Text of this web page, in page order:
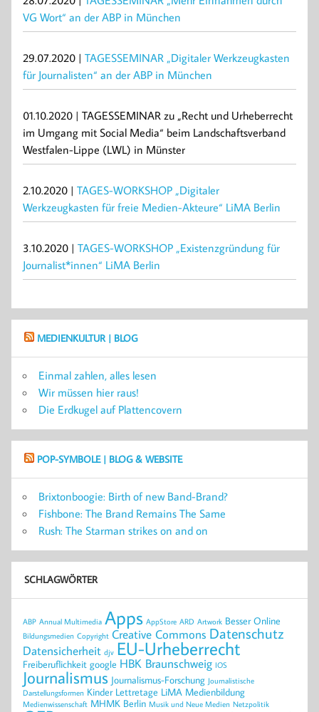
VG Wort“ an der ABP in München
29.07.2020 | TAGESSEMINAR „Digitaler Werkzeugkasten
für Journalisten“ an der ABP in München
01.10.2020 | TAGESSEMINAR zu „Recht und Urheberrecht
im Umgang mit Social Media“ beim Landschaftsverband
Westfalen-Lippe (LWL) in Münster
2.10.2020 | TAGES-WORKSHOP „Digitaler
Werkzeugkasten für freie Medien-Akteure“ LiMA Berlin
3.10.2020 | TAGES-WORKSHOP „Existenzgründung für
Journalist*innen“ LiMA Berlin
MEDIENKULTUR | BLOG
Einmal zahlen, alles lesen
Wir müssen hier raus!
Die Erdkugel auf Plattencovern
POP-SYMBOLE | BLOG & WEBSITE
Brixtonboogie: Birth of new Band-Brand?
Fishbone: The Brand Remains The Same
Rush: The Starman strikes on and on
SCHLAGWÖRTER
ABP Annual Multimedia Apps AppStore ARD Artwork Besser Online
Bildungsmedien Copyright Creative Commons Datenschutz
Datensicherheit djv EU-Urheberrecht
Freiberuflichkeit google HBK Braunschweig IOS
Journalismus Journalismus-Forschung Journalistische
Darstellungsformen Kinder Lettretage LiMA Medienbildung
Medienwissenschaft MHMK Berlin Musik und Neue Medien Netzpolitik